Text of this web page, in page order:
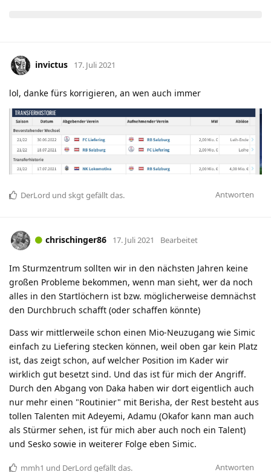
invictus 17. Juli 2021
lol, danke fürs korrigieren, an wen auch immer
Antworten
DerLord und skgtgefällt das.
chrischinger86 17. Juli 2021 Bearbeitet
Im Sturmzentrum sollten wir in den nächsten Jahren keine
großen Probleme bekommen, wenn man sieht, wer da noch
alles in den Startlöchern ist bzw. möglicherweise demnächst
den Durchbruch schafft (oder schaffen könnte)
Dass wir mittlerweile schon einen Mio-Neuzugang wie Simic
einfach zu Liefering stecken können, weil oben gar kein Platz
ist, das zeigt schon, auf welcher Position im Kader wir
wirklich gut besetzt sind. Und das ist für mich der Angriff.
Durch den Abgang von Daka haben wir dort eigentlich auch
nur mehr einen "Routinier" mit Berisha, der Rest besteht aus
tollen Talenten mit Adeyemi, Adamu (Okafor kann man auch
als Stürmer sehen, ist für mich aber auch noch ein Talent)
und Sesko sowie in weiterer Folge eben Simic.
Antworten
mmh1 und DerLord gefällt das.